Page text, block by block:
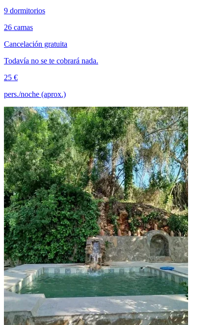
9 dormitorios
26 camas
Cancelación gratuita
Todavía no se te cobrará nada.
25 €
pers./noche (aprox.)